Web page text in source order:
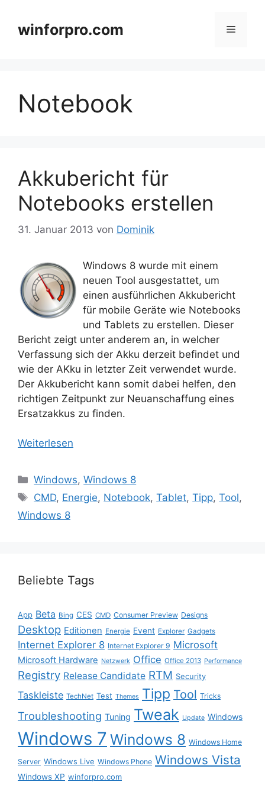
springenwinforpro.com Menü
Notebook
Akkubericht für
Notebooks erstellen
31. Januar 2013 von Dominik
Windows 8 wurde mit einem
neuen Tool ausgestattet, um
einen ausführlichen Akkubericht
für mobile Geräte wie Notebooks
und Tablets zu erstellen. Dieser
Bericht zeigt unter anderem an, in welcher
Verfassung sich der Akku derzeit befindet und
wie der AKku in letzter Zeit verwendet wurde.
Der Akkubericht kann somit dabei helfen, den
richtigen Zeitpunkt zur Neuanschaffung eines
Ersatzakkus zu finden.
Weiterlesen
Kategorien
Windows,Windows 8
Schlagwörter
CMD, Energie, Notebook,Tablet,Tipp,Tool,
Windows 8
Beliebte Tags
App Beta Bing CES CMD Consumer Preview Designs
Desktop Editionen Energie Event Explorer Gadgets
Internet Explorer 8 Internet Explorer 9 Microsoft
Microsoft Hardware Netzwerk Office Office 2013 Performance
Registry Release Candidate RTM Security
Taskleiste TechNet Test Themes Tipp Tool Tricks
Troubleshooting Tuning Tweak Update Windows
Windows 7 Windows 8 Windows Home
Server Windows Live Windows Phone Windows Vista
Windows XP winforpro.com